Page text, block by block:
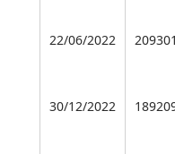
22/06/2022
30/12/2022